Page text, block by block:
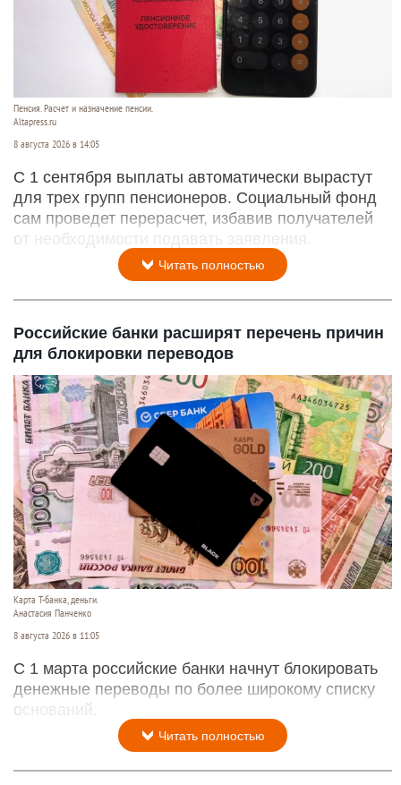
Пенсия. Расчет и назначение пенсии.
Altapress.ru
8 августа 2026 в 14:05
С 1 сентября выплаты автоматически вырастут
для трех групп пенсионеров. Социальный фонд
сам проведет перерасчет, избавив получателей
от необходимости подавать заявления.
Читать полностью
Российские банки расширят перечень причин
для блокировки переводов
Карта Т-банка, деньги.
Анастасия Панченко
8 августа 2026 в 11:05
С 1 марта российские банки начнут блокировать
денежные переводы по более широкому списку
оснований.
Читать полностью